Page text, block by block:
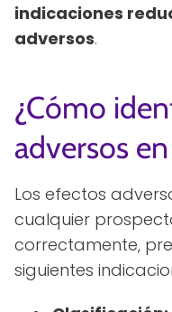
indicaciones
adversos.
¿Cómo
adversos
Los efectos
cualquier
correctamente,
siguientes